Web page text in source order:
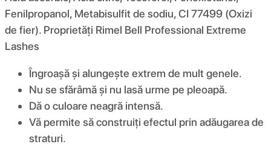
Fenilpropanol, Metabisulfit de sodiu, CI 77499 (Oxizi
de fier). Proprietăți Rimel Bell Professional Extreme
Lashes
Îngroașă și alungește extrem de mult genele.
Nu se sfărâmă și nu lasă urme pe pleoapă.
Dă o culoare neagră intensă.
Vă permite să construiți efectul prin adăugarea de
straturi.